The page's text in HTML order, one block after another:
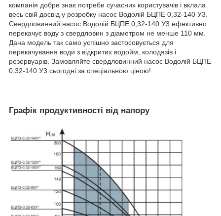
компанія добре знає потреби сучасних користувачів і вклала
весь свій досвід у розробку насос Водолій БЦПЕ 0,32-140 У3.
Свердловинний насос Водолій БЦПЕ 0,32-140 У3 ефективно
перекачує воду з свердловин з діаметром не менше 110 мм.
Дана модель так само успішно застосовується для
перекачування води з відкритих водойм, колодязів і
резервуарів. Замовляйте свердловинний насос Водолій БЦПЕ
0,32-140 У3 сьогодні за спеціальною ціною!
Графік продуктивності від напору